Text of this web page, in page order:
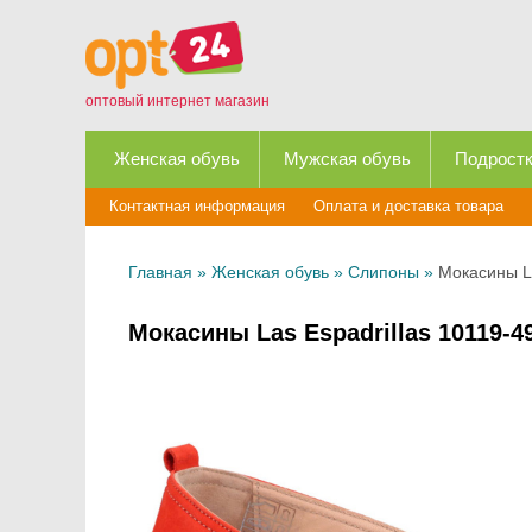
оптовый интернет магазин
Женская обувь Мужская обувь
Контактная информация Оплата и доставка товара
Главная » Женская обувь » Слипоны » Мокасины
Мокасины Las Espadrillas 10119-